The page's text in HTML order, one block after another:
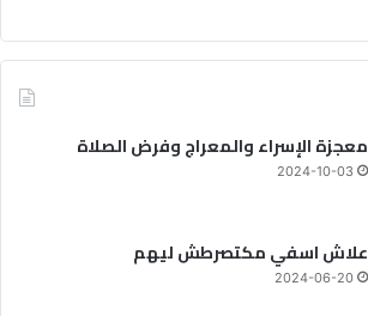
معجزة الإسراء والمعراج وفرض الصلاة
2024-10-03
علاش اسفي مكتصرطش ليهم
2024-06-20